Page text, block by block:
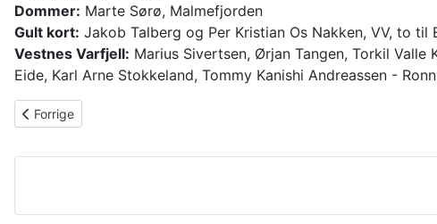
Dommer: Marte Sørø, Malmefjorden
Gult kort: Jakob Talberg og Per Kristian Os Nakken, VV, to til
Vestnes Varfjell: Marius Sivertsen, Ørjan Tangen, Torkil Valle
Eide, Karl Arne Stokkeland, Tommy Kanishi Andreassen -
Forrige artikkel: A-laget: Tapte nøkkelkampen
Forrige